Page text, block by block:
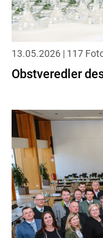
13.05.2026 | 117
Obstveredler